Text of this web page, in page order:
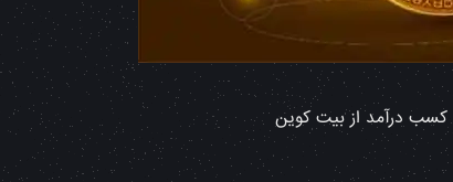
کسب درآمد از بیت کوین